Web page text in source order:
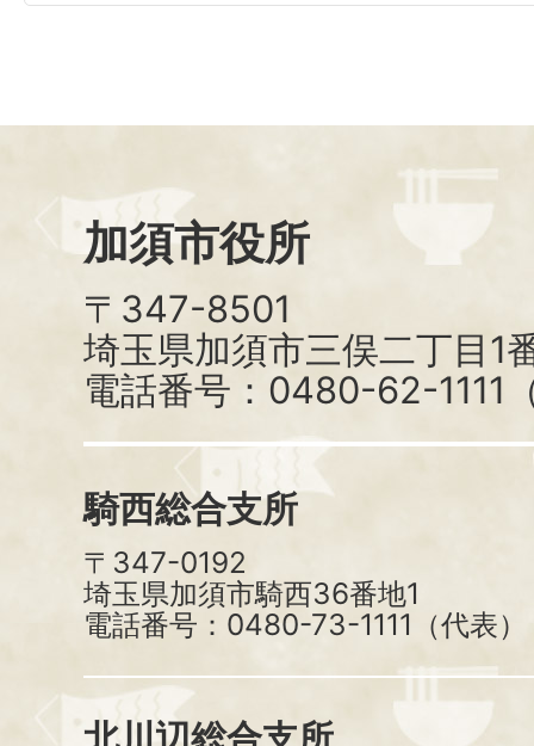
加須市役所
〒347-8501
埼玉県加須市三俣二丁目1
電話番号：0480-62-1111
騎西総合支所
〒347-0192
埼玉県加須市騎西36番地1
電話番号：0480-73-1111（代表）